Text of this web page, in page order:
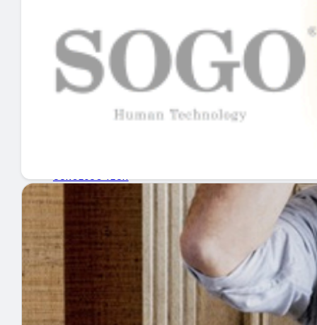
INICIO
EMPRESAS
GUÍA DE COMPRA
MERCADOS Y TENDENCIAS
EVENTOS
HEMEROTECA